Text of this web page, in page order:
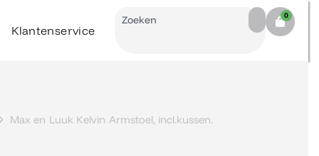
Klantenservice
Search 0
Cart
Max en Luuk Kelvin Armstoel, incl.kussen.